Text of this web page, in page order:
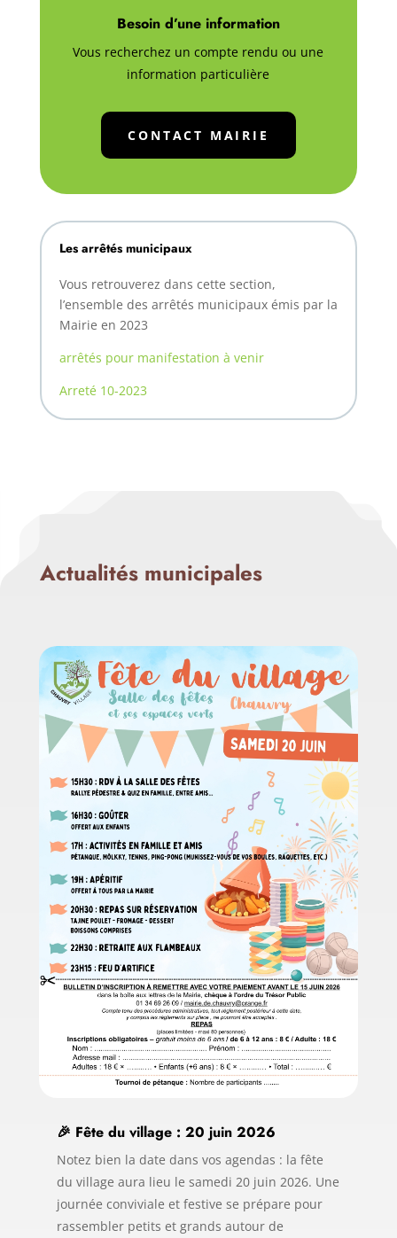
Besoin d’une information
Vous recherchez un compte rendu ou une
information particulière
CONTACT MAIRIE
Les arrêtés municipaux
Vous retrouverez dans cette section,
l’ensemble des arrêtés municipaux émis par la
Mairie en 2023
arrêtés pour manifestation à venir
Arreté 10-2023
Actualités municipales
🎉 Fête du village : 20 juin 2026
Notez bien la date dans vos agendas : la fête
du village aura lieu le samedi 20 juin 2026. Une
journée conviviale et festive se prépare pour
rassembler petits et grands autour de